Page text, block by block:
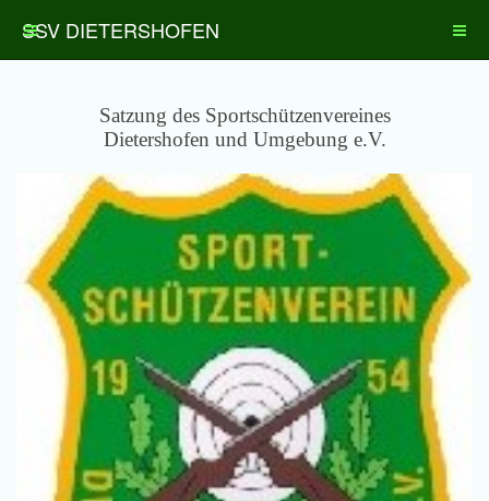
SSV DIETERSHOFEN
Satzung des Sportschützenvereines
Dietershofen und Umgebung e.V.